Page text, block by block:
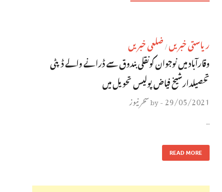
ریاستی خبریں / ضلعی خبریں
وقارآباد میں نوجوان کونقلی بندوق سے ڈرانے والے ڈپٹی
تحصیلدارشیخ فیاض پولیس تحویل میں
29/05/2021
-
byسحر نیوز
…
READ MORE